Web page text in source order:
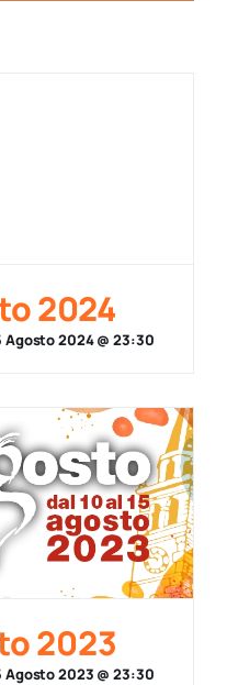
2024
Agosto 2024 @ 23:30
2023
Agosto 2023 @ 23:30